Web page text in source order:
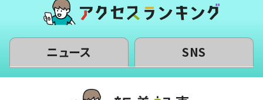
ニュース SNS